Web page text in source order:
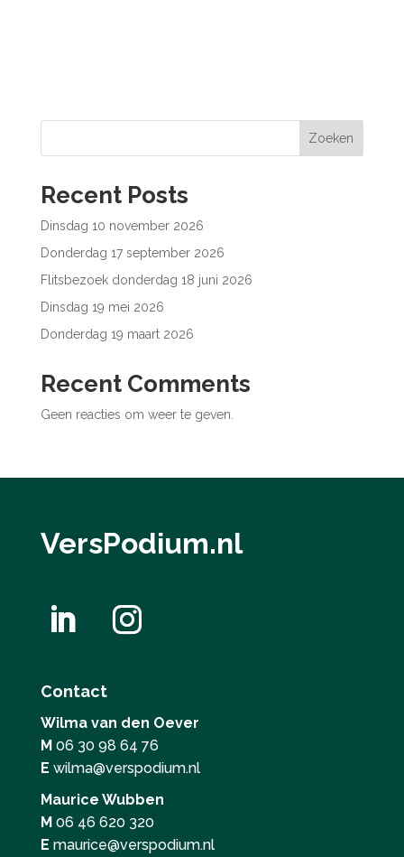
Zoeken
Recent Posts
Dinsdag 10 november 2026
Donderdag 17 september 2026
Flitsbezoek donderdag 18 juni 2026
Dinsdag 19 mei 2026
Donderdag 19 maart 2026
Recent Comments
Geen reacties om weer te geven.
VersPodium.nl
Contact
Wilma van den Oever
M 06 30 98 64 76
E wilma@verspodium.nl
Maurice Wubben
M 06 46 620 320
E maurice@verspodium.nl